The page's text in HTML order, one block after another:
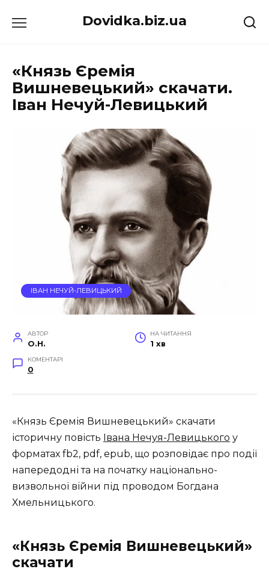
до
Dovidka.biz.ua
«Князь Єремія
Вишневецький» скачати.
Іван Нечуй-Левицький
ІВАН НЕЧУЙ-ЛЕВИЦЬКИЙ
АВТОР
O.H.
НА ЧИТАННЯ
1 хв
КОМЕНТАРІ
0
«Князь Єремія Вишневецький» скачати
історичну повість Івана Нечуя-Левицького у
форматах fb2, pdf, epub, що розповідає про події
напередодні та на початку національно-
визвольної війни під проводом Богдана
Хмельницького.
«Князь Єремія Вишневецький»
скачати